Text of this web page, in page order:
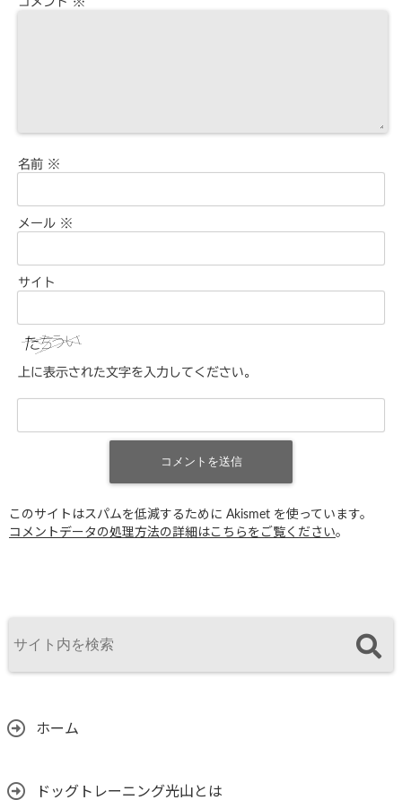
名前 ※
メール ※
サイト
上に表示された文字を入力してください。
このサイトはスパムを低減するために Akismet を使っています。
コメントデータの処理方法の詳細はこちらをご覧ください。
ホーム
ドッグトレーニング光山とは